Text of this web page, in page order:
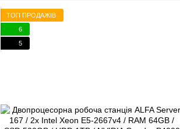
ТОП ПРОДАЖІВ
6
5